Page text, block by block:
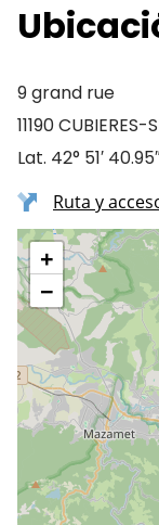
9 grand rue
11190 CUBIERES-
Lat. 42° 51′
Ruta y
+
−